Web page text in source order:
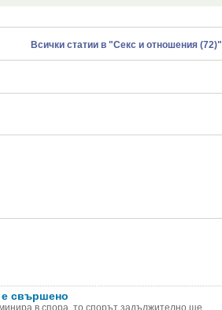
Всички статии в "Секс и отношения (72)"
е свършено
в спора, то спорът задължително ще